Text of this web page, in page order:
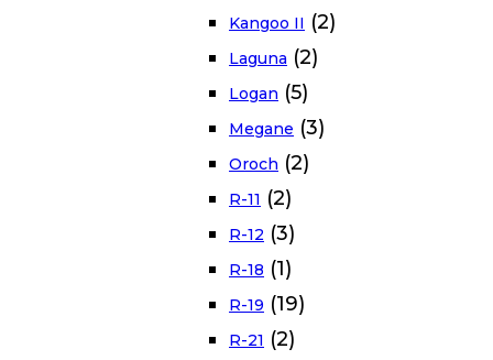
Kangoo II (2)
Laguna (2)
Logan (5)
Megane (3)
Oroch (2)
R-11 (2)
R-12 (3)
R-18 (1)
R-19 (19)
R-21 (2)